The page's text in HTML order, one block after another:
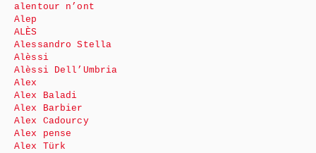
alentour n’ont
Alep
ALÈS
Alessandro Stella
Alèssi
Alèssi Dell’Umbria
Alex
Alex Baladi
Alex Barbier
Alex Cadourcy
Alex pense
Alex Türk